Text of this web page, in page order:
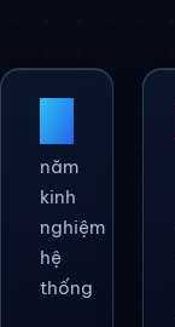
25
năm
kinh
nghiệm
hệ
thống